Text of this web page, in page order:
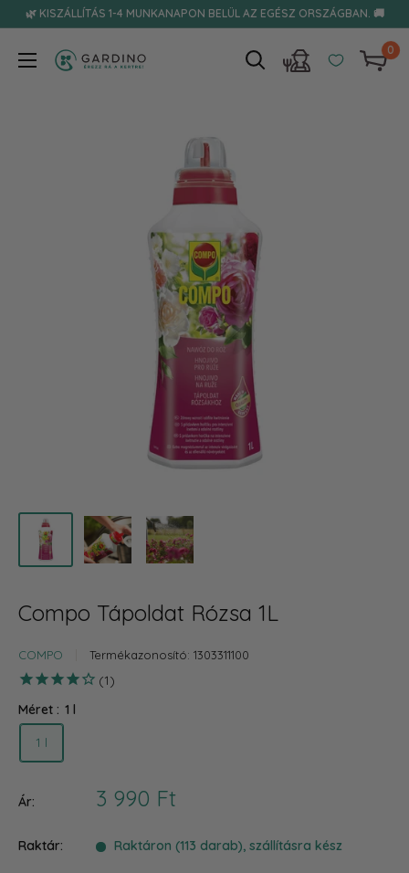
Tovább🌿 KISZÁLLÍTÁS 1-4 MUNKANAPON BELÜL AZ EGÉSZ ORSZÁGBAN. 🚚
Gardino
0
Compo Tápoldat Rózsa 1L
COMPO Termékazonosító: 1303311100
1
Méret : 1 l
1 l
Ár:
Akciós
3 990 Ft
Raktár: Raktáron (113 darab), szállításra kész